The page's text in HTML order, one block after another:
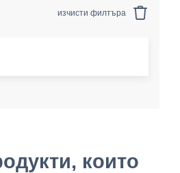
изчисти филтъра
които